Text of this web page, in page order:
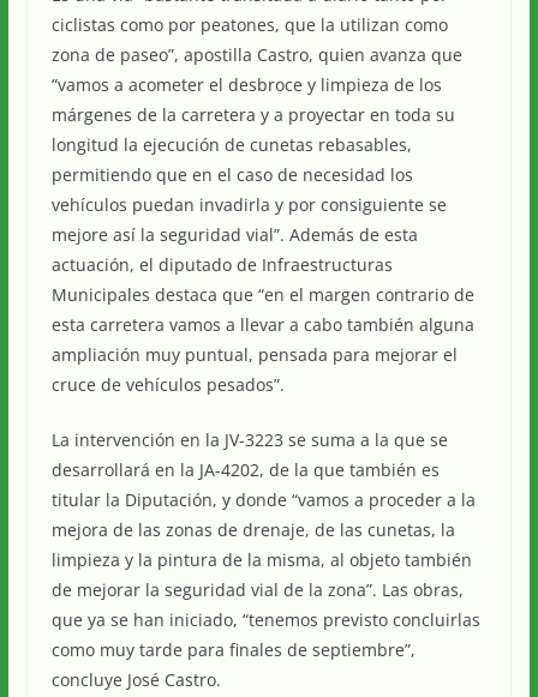
ciclistas como por peatones, que la utilizan como
zona de paseo”, apostilla Castro, quien avanza que
“vamos a acometer el desbroce y limpieza de los
márgenes de la carretera y a proyectar en toda su
longitud la ejecución de cunetas rebasables,
permitiendo que en el caso de necesidad los
vehículos puedan invadirla y por consiguiente se
mejore así la seguridad vial”. Además de esta
actuación, el diputado de Infraestructuras
Municipales destaca que “en el margen contrario de
esta carretera vamos a llevar a cabo también alguna
ampliación muy puntual, pensada para mejorar el
cruce de vehículos pesados”.
La intervención en la JV-3223 se suma a la que se
desarrollará en la JA-4202, de la que también es
titular la Diputación, y donde “vamos a proceder a la
mejora de las zonas de drenaje, de las cunetas, la
limpieza y la pintura de la misma, al objeto también
de mejorar la seguridad vial de la zona”. Las obras,
que ya se han iniciado, “tenemos previsto concluirlas
como muy tarde para finales de septiembre”,
concluye José Castro.